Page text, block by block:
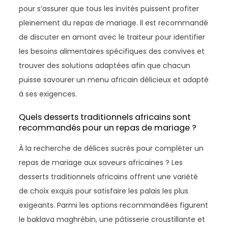
pour s’assurer que tous les invités puissent profiter
pleinement du repas de mariage. Il est recommandé
de discuter en amont avec le traiteur pour identifier
les besoins alimentaires spécifiques des convives et
trouver des solutions adaptées afin que chacun
puisse savourer un menu africain délicieux et adapté
à ses exigences.
Quels desserts traditionnels africains sont
recommandés pour un repas de mariage ?
À la recherche de délices sucrés pour compléter un
repas de mariage aux saveurs africaines ? Les
desserts traditionnels africains offrent une variété
de choix exquis pour satisfaire les palais les plus
exigeants. Parmi les options recommandées figurent
le baklava maghrébin, une pâtisserie croustillante et